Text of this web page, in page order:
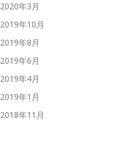
2020年3月
2019年10月
2019年8月
2019年6月
2019年4月
2019年1月
2018年11月